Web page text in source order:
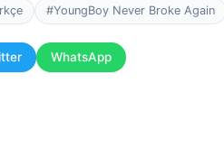
#YoungBoy Never Broke Again
WhatsApp